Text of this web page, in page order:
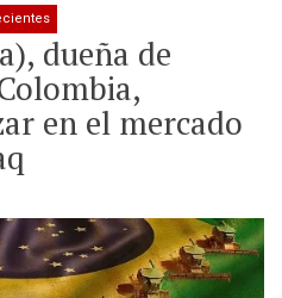
dueña de
en el mercado